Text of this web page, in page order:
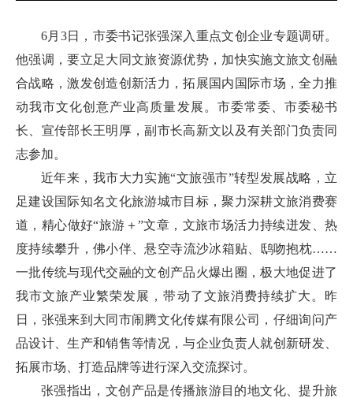
6月3日，市委书记张强深入重点文创企业专题调研。
他强调，要立足大同文旅资源优势，加快实施文旅文创融
合战略，激发创造创新活力，拓展国内国际市场，全力推
动我市文化创意产业高质量发展。市委常委、市委秘书
长、宣传部长王明厚，副市长高新文以及有关部门负责同
志参加。
近年来，我市大力实施“文旅强市”转型发展战略，立
足建设国际知名文化旅游城市目标，聚力深耕文旅消费赛
道，精心做好“旅游＋”文章，文旅市场活力持续迸发、热
度持续攀升，佛小伴、悬空寺流沙冰箱贴、鸱吻抱枕……
一批传统与现代交融的文创产品火爆出圈，极大地促进了
我市文旅产业繁荣发展，带动了文旅消费持续扩大。昨
日，张强来到大同市闹腾文化传媒有限公司，仔细询问产
品设计、生产和销售等情况，与企业负责人就创新研发、
拓展市场、打造品牌等进行深入交流探讨。
张强指出，文创产品是传播旅游目的地文化、提升旅